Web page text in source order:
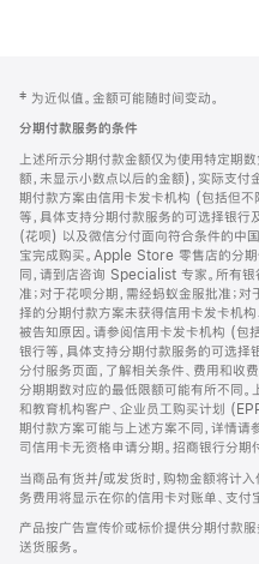
页
页
脚
注
‡ 为近似值。金额可能随时间变动。
分期付款服务的条件
上述所示分期付款金额仅为使用特定期
额，未显示小数点以后的金额)，实际支付
期付款方案由信用卡发卡机构 (包括但不
等，具体支持分期付款服务的可选择银
(花呗) 以及微信分付面向符合条件的中
宝完成购买。Apple Store 零售店的分
同，请到店咨询 Specialist 专家。所有
准；对于花呗分期，需经蚂蚁金服批准；
择的分期付款方案未获得信用卡发卡机
被告知原因。请参阅信用卡发卡机构 (包
银行等，具体支持分期付款服务的可选
分付服务页面，了解相关条件、费用和收
分期期数对应的最低限额可能有所不同。
和教育机构客户、企业员工购买计划
期付款方案可能与上述方案不同，详情请
司信用卡无资格申请分期。招商银行分
当商品有货并/或发货时，购物金额将计
务费用将显示在你的信用卡对账单、支付
产品按广告宣传价或标价提供分期付款
送货服务。